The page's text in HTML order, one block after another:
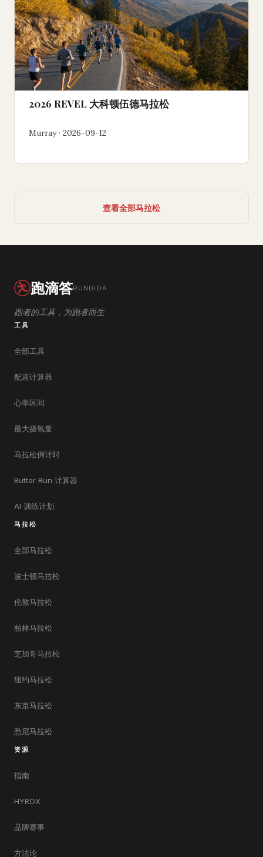
2026 REVEL 大科顿伍德马拉松
Murray · 2026-09-12
查看全部马拉松
跑滴答RUNDIDA
跑者的工具，为跑者而生
工具
全部工具
配速计算器
心率区间
最大摄氧量
马拉松倒计时
Butter Run 计算器
AI 训练计划
马拉松
全部马拉松
波士顿马拉松
伦敦马拉松
柏林马拉松
芝加哥马拉松
纽约马拉松
东京马拉松
悉尼马拉松
资源
指南
HYROX
品牌赛事
方法论